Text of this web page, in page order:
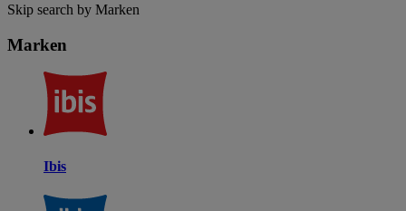
Skip search by Marken
Marken
Ibis